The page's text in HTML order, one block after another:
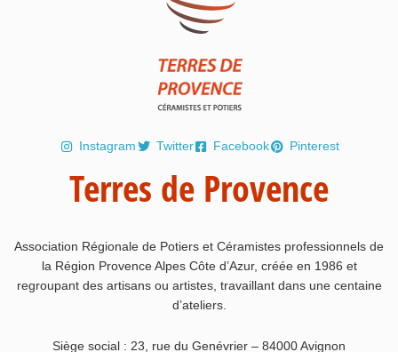
Instagram Twitter Facebook Pinterest
Terres de Provence
Association Régionale de Potiers et Céramistes professionnels de
la Région Provence Alpes Côte d’Azur, créée en 1986 et
regroupant des artisans ou artistes, travaillant dans une centaine
d’ateliers.
Siège social : 23, rue du Genévrier – 84000 Avignon